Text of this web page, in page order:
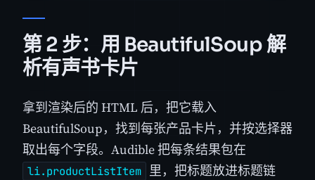
第 2 步：用 BeautifulSoup 解
析有声书卡片
拿到渲染后的 HTML 后，把它载入
BeautifulSoup，找到每张产品卡片，并按选择器
取出每个字段。Audible 把每条结果包在
li.productListItem
里，把标题放进标题链